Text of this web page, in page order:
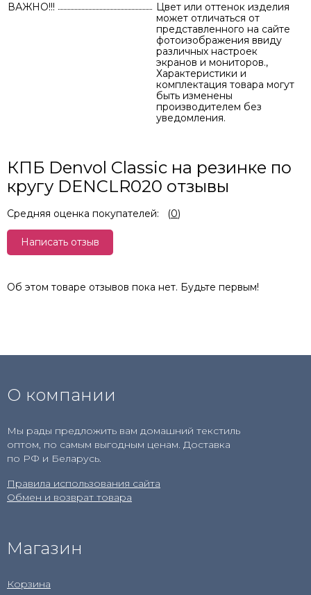
ВАЖНО!!!
Цвет или оттенок изделия
может отличаться от
представленного на сайте
фотоизображения ввиду
различных настроек
экранов и мониторов.,
Характеристики и
комплектация товара могут
быть изменены
производителем без
уведомления.
КПБ Denvol Classic на резинке по
кругу DENCLR020 отзывы
Средняя оценка покупателей: (0)
Написать отзыв
Об этом товаре отзывов пока нет. Будьте первым!
О компании
Мы рады предложить вам домашний текстиль
оптом, по самым выгодным ценам. Доставка
по РФ и Беларусь.
Правила использования сайта
Обмен и возврат товара
Магазин
Корзина